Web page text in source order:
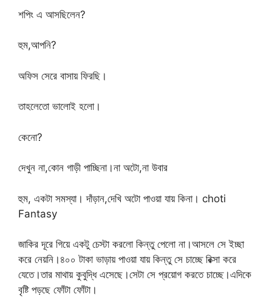
শপিং এ আসছিলেন?
হুম,আপনি?
অফিস সেরে বাসায় ফিরছি।
তাহলেতো ভালোই হলো।
কেনো?
দেখুন না,কোন গাড়ী পাচ্ছিনা।না অটো,না উবার
হুম, একটা সমস্যা। দাঁড়ান,দেখি অটো পাওয়া যায় কিনা। choti
Fantasy
জাকির দূরে গিয়ে একটু চেস্টা করলো কিন্তু পেলো না।আসলে সে ইচ্ছা
করে নেয়নি।৪০০ টাকা ভাড়ায় পাওয়া যায় কিন্তু সে চাচ্ছে রিক্সা করে
যেতে।তার মাথায় কুবুদ্ধি এসেছে।সেটা সে প্রয়োগ করতে চাচ্ছে।এদিকে
বৃষ্টি পড়ছে ফোঁটা ফোঁটা।